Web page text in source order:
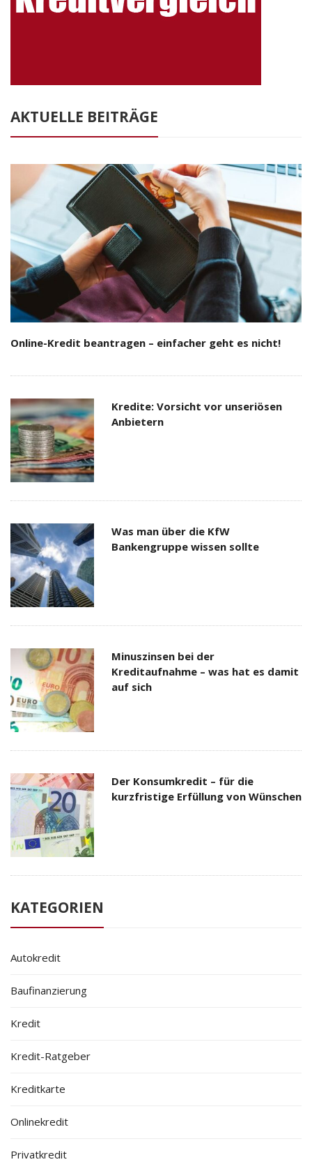
AKTUELLE BEITRÄGE
Online-Kredit beantragen – einfacher geht es nicht!
Kredite: Vorsicht vor unseriösen
Anbietern
Was man über die KfW
Bankengruppe wissen sollte
Minuszinsen bei der
Kreditaufnahme – was hat es damit
auf sich
Der Konsumkredit – für die
kurzfristige Erfüllung von Wünschen
KATEGORIEN
Autokredit
Baufinanzierung
Kredit
Kredit-Ratgeber
Kreditkarte
Onlinekredit
Privatkredit